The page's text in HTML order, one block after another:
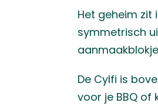
Het geheim zit
symmetrisch
De Cylfi is
voor je BBQ